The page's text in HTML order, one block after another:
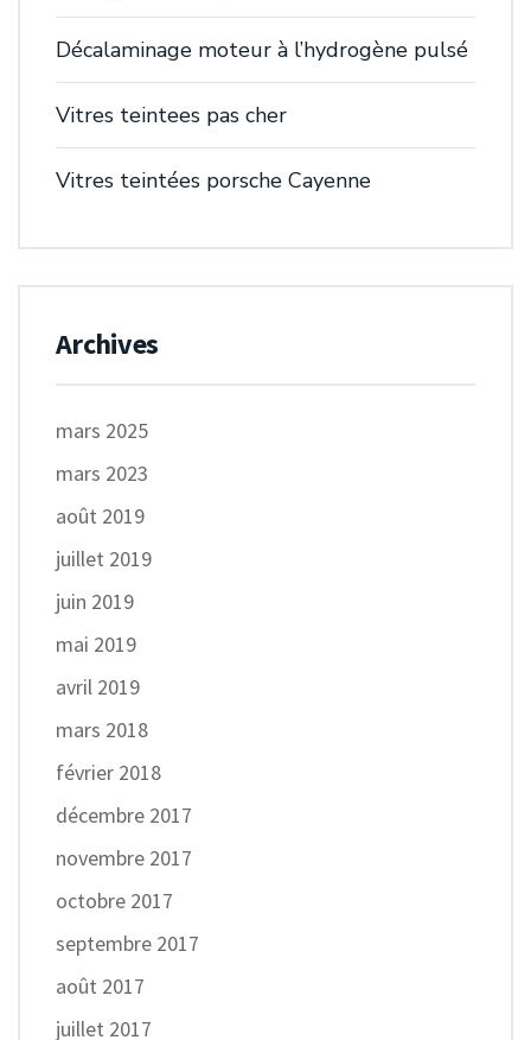
Décalaminage moteur à l’hydrogène pulsé
Vitres teintees pas cher
Vitres teintées porsche Cayenne
Archives
mars 2025
mars 2023
août 2019
juillet 2019
juin 2019
mai 2019
avril 2019
mars 2018
février 2018
décembre 2017
novembre 2017
octobre 2017
septembre 2017
août 2017
juillet 2017